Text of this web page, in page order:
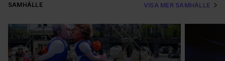
SAMHÄLLE VISA MER SAMHÄLLE